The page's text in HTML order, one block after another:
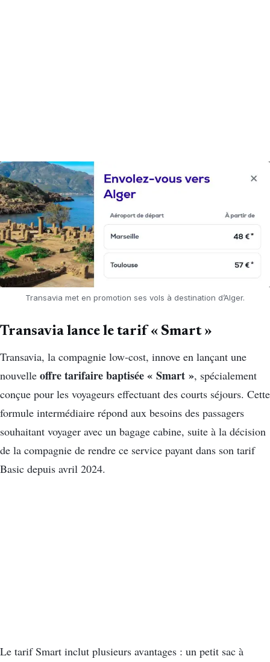
Transavia met en promotion ses vols à destination d’Alger.
Transavia lance le tarif « Smart »
Transavia, la compagnie low-cost, innove en lançant une
nouvelle offre tarifaire baptisée « Smart », spécialement
conçue pour les voyageurs effectuant des courts séjours. Cette
formule intermédiaire répond aux besoins des passagers
souhaitant voyager avec un bagage cabine, suite à la décision
de la compagnie de rendre ce service payant dans son tarif
Basic depuis avril 2024.
Le tarif Smart inclut plusieurs avantages : un petit sac à